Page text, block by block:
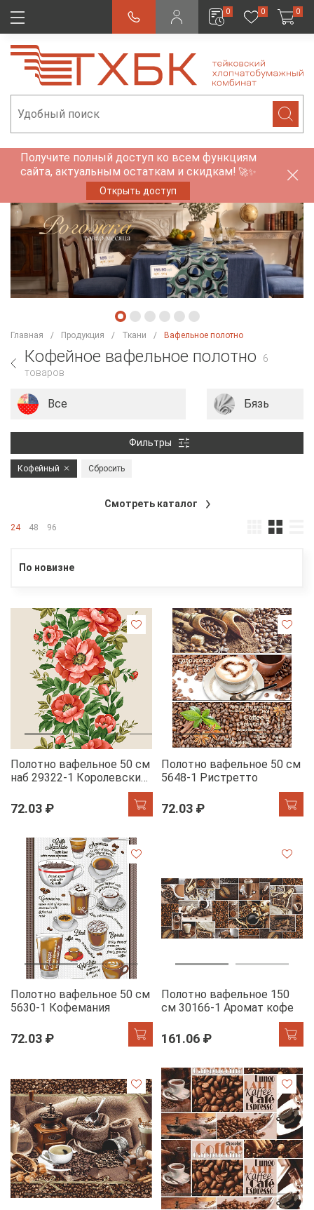
0 0 0
Получите полный доступ ко всем функциям
сайта, актуальным остаткам и скидкам! 🚀✨
Открыть доступ
Главная Продукция Ткани Вафельное полотно
Кофейное вафельное полотно
6
товаров
Все Бязь
Фильтры
Кофейный Сбросить
Смотреть каталог
24 48 96
По новизне
Полотно вафельное 50 см
наб 29322-1 Королевский
72.03 ₽
Полотно вафельное 50 см
5648-1 Ристретто
72.03 ₽
Полотно вафельное 50 см
5630-1 Кофемания
72.03 ₽
Полотно вафельное 150
см 30166-1 Аромат кофе
161.06 ₽